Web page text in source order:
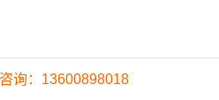
询：13600898018